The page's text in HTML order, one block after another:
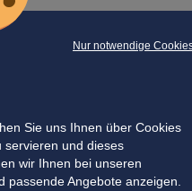
Nur notwendige
Sie uns Ihnen über Cookies
servieren und dieses
wir Ihnen bei unseren
Angebote anzeigen.